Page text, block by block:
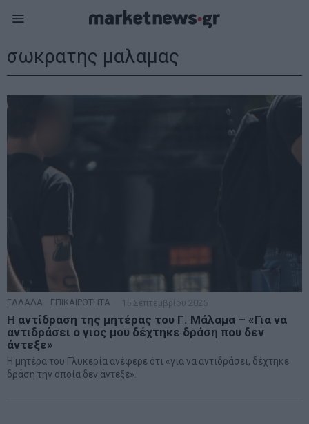
σωκρατης μαλαμας
ΕΛΛΑΔΑ ΕΠΙΚΑΙΡΟΤΗΤΑ 15 Σεπτεμβρίου 2025
Η αντίδραση της μητέρας του Γ. Μάλαμα – «Για να
αντιδράσει ο γιος μου δέχτηκε δράση που δεν
άντεξε»
Η μητέρα του Γλυκερία ανέφερε ότι «για να αντιδράσει, δέχτηκε
δράση την οποία δεν άντεξε».